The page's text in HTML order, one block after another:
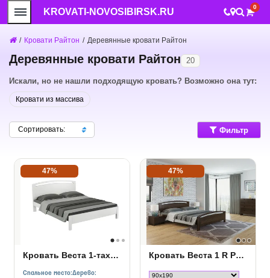
KROVATI-NOVOSIBIRSK.RU 0
/ Кровати Райтон / Деревянные кровати Райтон
Деревянные кровати Райтон 20
Искали, но не нашли подходящую кровать? Возможно она тут:
Кровати из массива
Сортировать: Фильтр
47%
Кровать Веста 1-тахта-R сосна
Спальное место:Дерево:
47%
Кровать Веста 1 R Райтон сосна